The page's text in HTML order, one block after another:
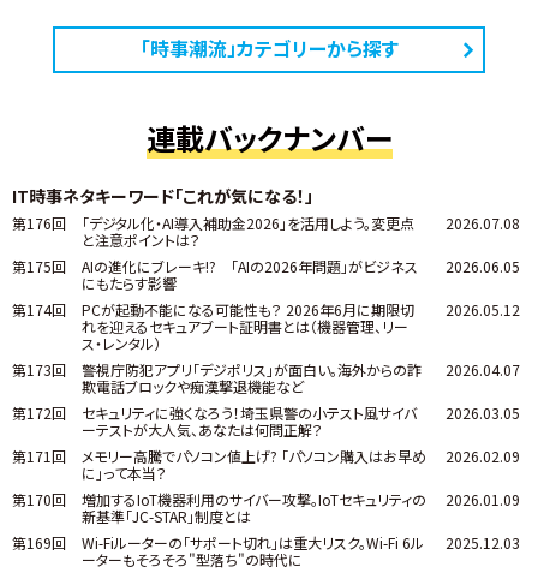
「時事潮流」カテゴリーから探す
連載バックナンバー
IT時事ネタキーワード「これが気になる！」
第176回
「デジタル化・AI導入補助金2026」を活用しよう。変更点
と注意ポイントは？
2026.07.08
第175回
AIの進化にブレーキ!? 「AIの2026年問題」がビジネス
にもたらす影響
2026.06.05
第174回
PCが起動不能になる可能性も？ 2026年6月に期限切
れを迎えるセキュアブート証明書とは（機器管理、リー
ス・レンタル）
2026.05.12
第173回
警視庁防犯アプリ「デジポリス」が面白い。海外からの詐
欺電話ブロックや痴漢撃退機能など
2026.04.07
第172回
セキュリティに強くなろう！埼玉県警の小テスト風サイバ
ーテストが大人気、あなたは何問正解？
2026.03.05
第171回
メモリー高騰でパソコン値上げ? 「パソコン購入はお早め
に」って本当？
2026.02.09
第170回
増加するIoT機器利用のサイバー攻撃。IoTセキュリティの
新基準「JC-STAR」制度とは
2026.01.09
第169回
Wi-Fiルーターの「サポート切れ」は重大リスク。Wi-Fi 6ル
ーターもそろそろ"型落ち"の時代に
2025.12.03